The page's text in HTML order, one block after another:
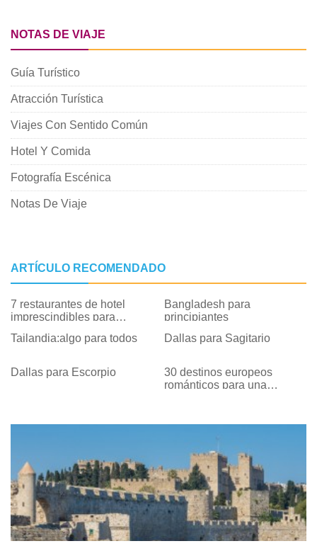
NOTAS DE VIAJE
Guía Turístico
Atracción Turística
Viajes Con Sentido Común
Hotel Y Comida
Fotografía Escénica
Notas De Viaje
ARTÍCULO RECOMENDADO
7 restaurantes de hotel
imprescindibles para
Bangladesh para
principiantes
Tailandia:algo para todos
Dallas para Sagitario
Dallas para Escorpio
30 destinos europeos
románticos para una